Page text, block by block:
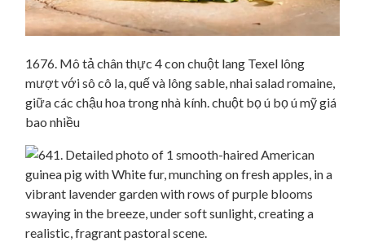
1676. Mô tả chân thực 4 con chuột lang Texel lông
mượt với sô cô la, quế và lông sable, nhai salad romaine,
giữa các chậu hoa trong nhà kính. chuột bọ ú bọ ú mỹ giá
bao nhiều